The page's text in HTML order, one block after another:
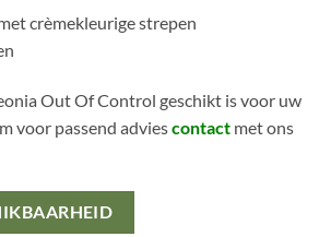
crèmekleurige strepen
Out Of Control geschikt is voor uw
voor passend adviescontact met ons